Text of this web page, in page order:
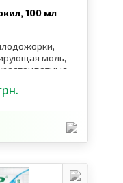
100 мл
моль,